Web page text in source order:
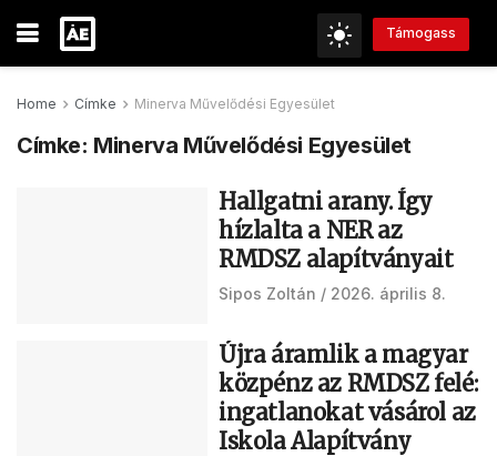
Támogass
Home Címke Minerva Művelődési Egyesület
Címke: Minerva Művelődési Egyesület
Hallgatni arany. Így
hízlalta a NER az
RMDSZ alapítványait
Sipos Zoltán 2026. április 8.
Újra áramlik a magyar
közpénz az RMDSZ felé:
ingatlanokat vásárol az
Iskola Alapítvány